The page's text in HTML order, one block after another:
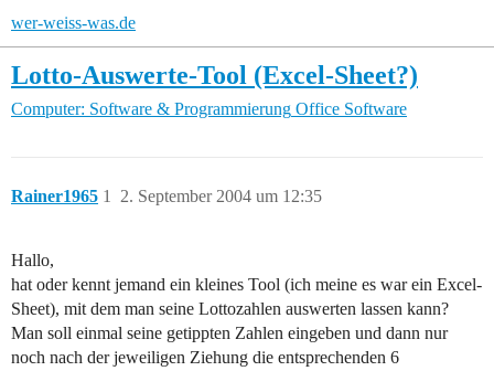
wer-weiss-was.de
Lotto-Auswerte-Tool (Excel-Sheet?)
Computer: Software & Programmierung Office Software
Rainer1965 2. September 2004 um 12:35
1
Hallo,
hat oder kennt jemand ein kleines Tool (ich meine es war ein Excel-
Sheet), mit dem man seine Lottozahlen auswerten lassen kann?
Man soll einmal seine getippten Zahlen eingeben und dann nur
noch nach der jeweiligen Ziehung die entsprechenden 6